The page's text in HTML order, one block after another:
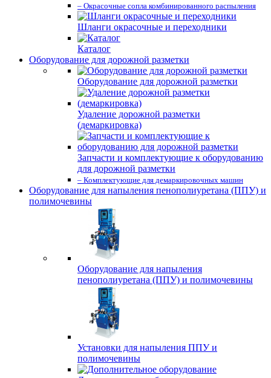
– Окрасочные сопла комбинированного распыления
Шланги окрасочные и переходники
Каталог
Оборудование для дорожной разметки
Оборудование для дорожной разметки
Удаление дорожной разметки
(демаркировка)
Запчасти и комплектующие к оборудованию
для дорожной разметки
– Комплектующие для демаркировочных машин
Оборудование для напыления пенополиуретана (ППУ) и
полимочевины
Оборудование для напыления
пенополиуретана (ППУ) и полимочевины
Установки для напыления ППУ и
полимочевины